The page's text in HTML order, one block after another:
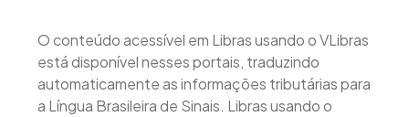
O conteúdo acessível em Libras usando o VLibras
está disponível nesses portais, traduzindo
automaticamente as informações tributárias para
a Língua Brasileira de Sinais. Libras usando o